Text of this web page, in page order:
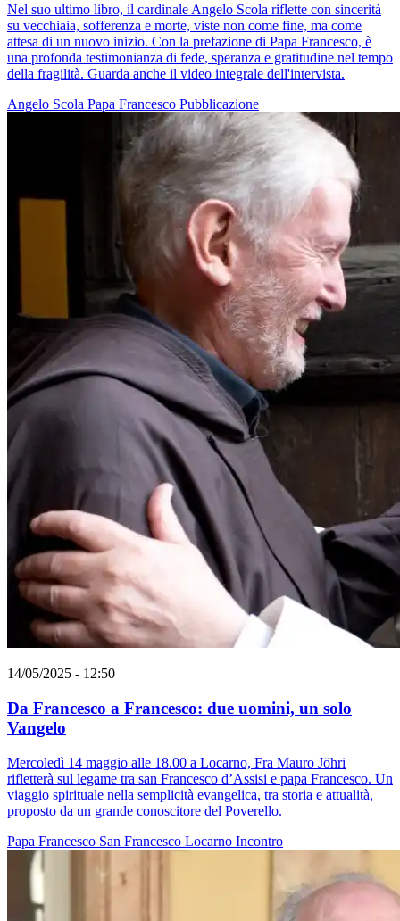
Nel suo ultimo libro, il cardinale Angelo Scola riflette con sincerità
su vecchiaia, sofferenza e morte, viste non come fine, ma come
attesa di un nuovo inizio. Con la prefazione di Papa Francesco, è
una profonda testimonianza di fede, speranza e gratitudine nel tempo
della fragilità. Guarda anche il video integrale dell'intervista.
Angelo Scola Papa Francesco Pubblicazione
14/05/2025 - 12:50
Da Francesco a Francesco: due uomini, un solo
Vangelo
Mercoledì 14 maggio alle 18.00 a Locarno, Fra Mauro Jöhri
rifletterà sul legame tra san Francesco d’Assisi e papa Francesco. Un
viaggio spirituale nella semplicità evangelica, tra storia e attualità,
proposto da un grande conoscitore del Poverello.
Papa Francesco San Francesco Locarno Incontro